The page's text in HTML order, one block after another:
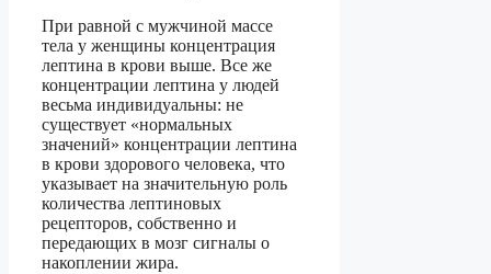
При равной с мужчиной массе
тела у женщины концентрация
лептина в крови выше. Все же
концентрации лептина у людей
весьма индивидуальны: не
существует «нормальных
значений» концентрации лептина
в крови здорового человека, что
указывает на значительную роль
количества лептиновых
рецепторов, собственно и
передающих в мозг сигналы о
накоплении жира.